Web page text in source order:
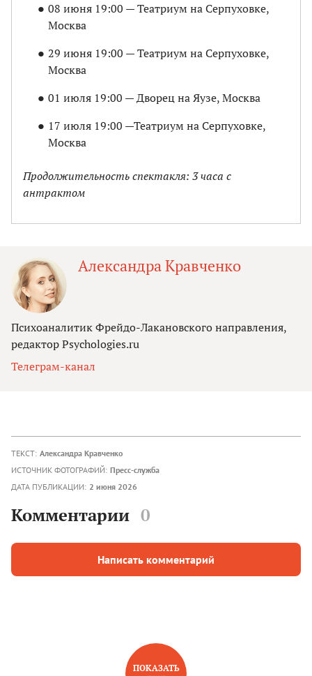
08 июня 19:00 — Театриум на Серпуховке,
Москва
29 июня 19:00 — Театриум на Серпуховке,
Москва
01 июля 19:00 — Дворец на Яузе, Москва
17 июля 19:00 —Театриум на Серпуховке,
Москва
Продолжительность спектакля: 3 часа с
антрактом
Александра Кравченко
Психоаналитик Фрейдо-Лакановского направления,
редактор Psychologies.ru
Телеграм-канал
ТЕКСТ: Александра Кравченко
ИСТОЧНИК ФОТОГРАФИЙ: Пресс-служба
ДАТА ПУБЛИКАЦИИ: 2 июня 2026
Комментарии 0
Написать комментарий
ПОКАЗАТЬ